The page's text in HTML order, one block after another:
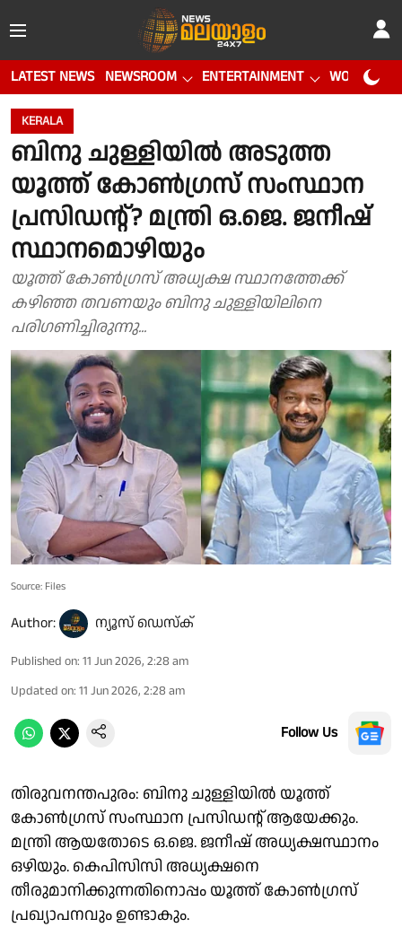
LATEST NEWS NEWSROOM ENTERTAINMENT WORLD CUP
KERALA
ബിനു ചുള്ളിയില്‍ അടുത്ത
യൂത്ത് കോണ്‍ഗ്രസ് സംസ്ഥാന
പ്രസിഡൻ്റ്? മന്ത്രി ഒ.ജെ. ജനീഷ്
സ്ഥാനമൊഴിയും
യൂത്ത് കോൺഗ്രസ് അധ്യക്ഷ സ്ഥാനത്തേക്ക്
കഴിഞ്ഞ തവണയും ബിനു ചുള്ളിയിലിനെ
പരിഗണിച്ചിരുന്നു...
Source: Files
Author: ന്യൂസ് ഡെസ്ക്
Published on: 11 Jun 2026, 2:28 am
Updated on: 11 Jun 2026, 2:28 am
Follow Us
തിരുവനന്തപുരം: ബിനു ചുള്ളിയിൽ യൂത്ത്
കോൺഗ്രസ് സംസ്ഥാന പ്രസിഡൻ്റ് ആയേക്കും.
മന്ത്രി ആയതോടെ ഒ.ജെ. ജനീഷ് അധ്യക്ഷസ്ഥാനം
ഒഴിയും. കെപിസിസി അധ്യക്ഷനെ
തീരുമാനിക്കുന്നതിനൊപ്പം യൂത്ത് കോൺഗ്രസ്
പ്രഖ്യാപനവും ഉണ്ടാകും.